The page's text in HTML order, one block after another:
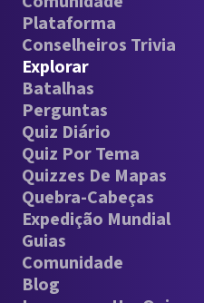
Plataforma
Conselheiros Trivia
Explorar
Batalhas
Perguntas
Quiz Diário
Quiz Por Tema
Quizzes De Mapas
Quebra-Cabeças
Expedição Mundial
Guias
Comunidade
Blog